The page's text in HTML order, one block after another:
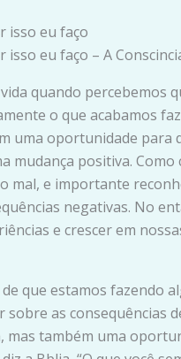
isso eu faço
eu faço – A
quando percebemos
o que acabamos
uma oportunidade para
mudança positiva.
mal, e importante
negativas. No
e crescer em
que estamos fazendo
as consequências
mas também uma